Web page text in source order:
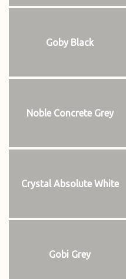
Goby Black
Noble Concrete Grey
Crystal Absolute White
Gobi Grey